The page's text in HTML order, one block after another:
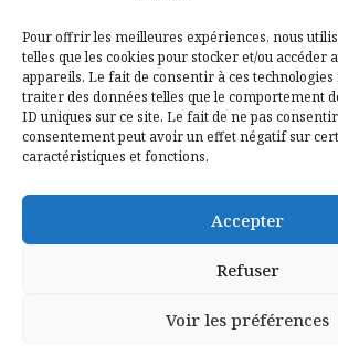
Pour offrir les meilleures expériences, nous
telles que les cookies pour stocker et/ou accéder
appareils. Le fait de consentir à ces
traiter des données telles que le comportement
ID uniques sur ce site. Le fait de ne pas
consentement peut avoir un effet négatif sur
caractéristiques et fonctions.
Accepter
Refuser
Voir les préférences
Mentions légales
Politique de confidentialité